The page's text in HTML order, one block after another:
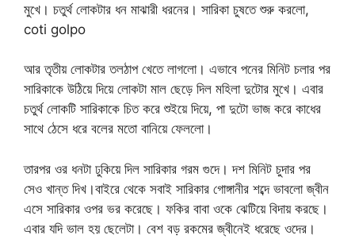
মুখে। চতুর্থ লোকটার ধন মাঝারী ধরনের। সারিকা চুষতে শুরু করলো,
coti golpo
আর তৃতীয় লোকটার তলঠাপ খেতে লাগলো। এভাবে পনের মিনিট চলার পর
সারিকাকে উঠিয়ে দিয়ে লোকটা মাল ছেড়ে দিল মহিলা দুটোর মুখে। এবার
চতুর্থ লোকটি সারিকাকে চিত করে শুইয়ে দিয়ে, পা দুটো ভাজ করে কাধের
সাথে ঠেসে ধরে বলের মতো বানিয়ে ফেললো।
তারপর ওর ধনটা ঢুকিয়ে দিল সারিকার গরম গুদে। দশ মিনিট চুদার পর
সেও খান্ত দিখ।বাইরে থেকে সবাই সারিকার গোঙ্গানীর শব্দে ভাবলো জ্বীন
এসে সারিকার ওপর ভর করেছে। ফকির বাবা ওকে ঝেটিয়ে বিদায় করছে।
এবার যদি ভাল হয় ছেলেটা। বেশ বড় রকমের জ্বীনেই ধরেছে ওদের।